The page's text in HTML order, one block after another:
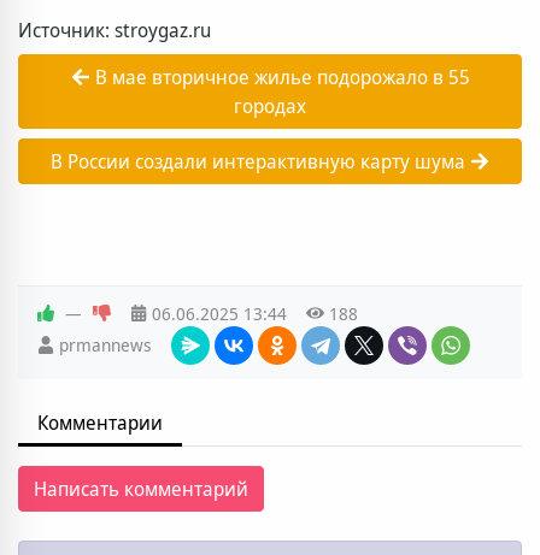
Источник: stroygaz.ru
В мае вторичное жилье подорожало в 55
городах
В России создали интерактивную карту шума
— 06.06.2025 13:44
188
prmannews
Комментарии
Написать комментарий